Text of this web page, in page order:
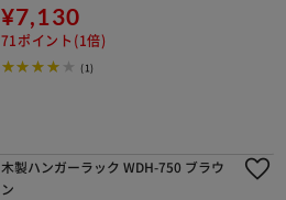
¥7,130
71ポイント(1倍)
(1)
木製ハンガーラック WDH-750 ブラウ
ン